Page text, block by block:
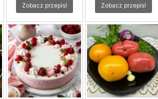
Zobacz przepis! Zobacz przepis!